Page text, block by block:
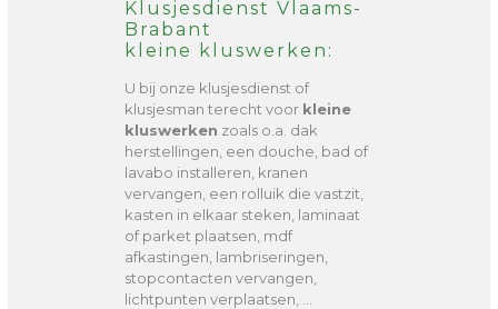
Klusjesdienst Vlaams-
Brabant
kleine kluswerken:
U bij onze klusjesdienst of
klusjesman terecht voor kleine
kluswerken zoals o.a. dak
herstellingen, een douche, bad of
lavabo installeren, kranen
vervangen, een rolluik die vastzit,
kasten in elkaar steken, laminaat
of parket plaatsen, mdf
afkastingen, lambriseringen,
stopcontacten vervangen,
lichtpunten verplaatsen, …